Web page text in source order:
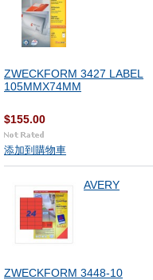
ZWECKFORM 3427 LABEL
105MMX74MM
$155.00
添加到購物車
AVERY
ZWECKFORM 3448-10